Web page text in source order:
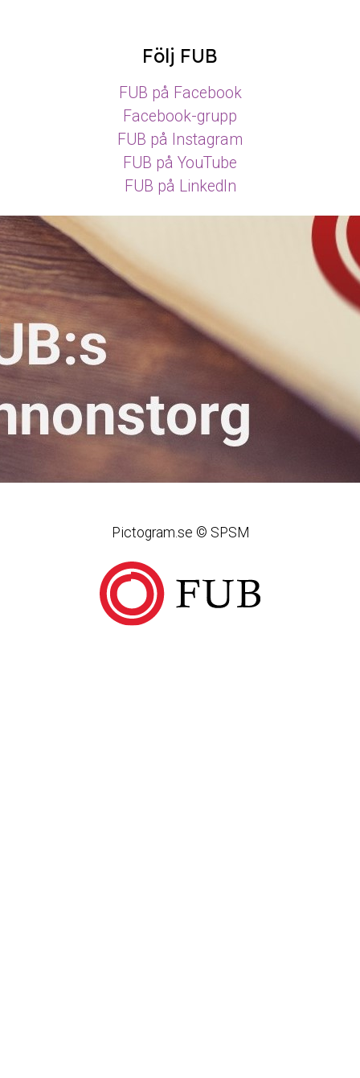
Följ FUB
FUB på Facebook
Facebook-grupp
FUB på Instagram
FUB på YouTube
FUB på LinkedIn
Pictogram.se © SPSM